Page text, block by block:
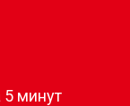
5 минут